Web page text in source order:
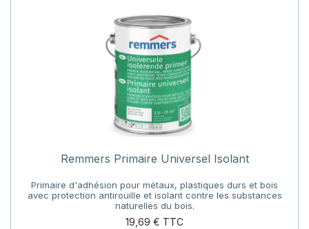
Remmers Primaire Universel Isolant
Primaire d'adhésion pour métaux, plastiques durs et bois
avec protection antirouille et isolant contre les substances
naturelles du bois.
19,69 €
Prix